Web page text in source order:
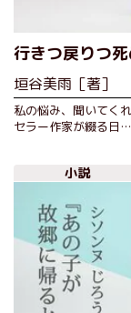
行きつ戻りつ
垣谷美雨［著］
私の悩み、聞いてく
セラー作家が綴る日…
小説